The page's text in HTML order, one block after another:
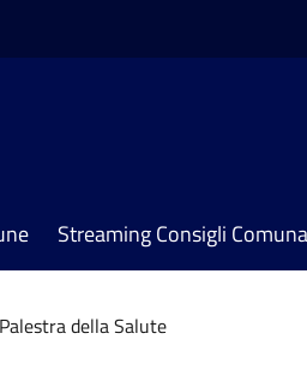
Streaming Consigli
Palestra della Salute